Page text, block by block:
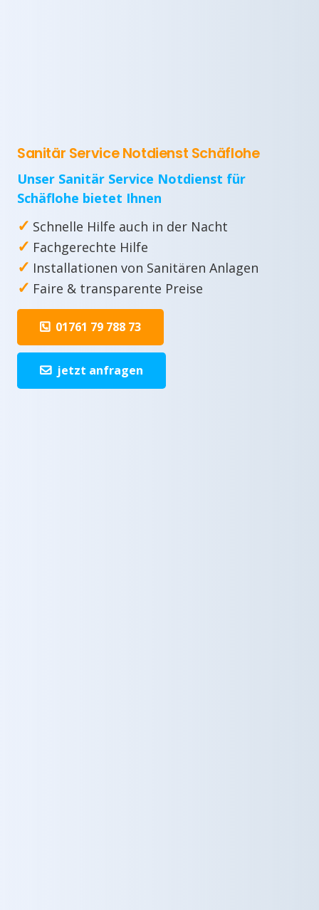
Sanitär Service Notdienst Schäflohe
Unser Sanitär Service Notdienst für
Schäflohe bietet Ihnen
✓ Schnelle Hilfe auch in der Nacht
✓ Fachgerechte Hilfe
✓ Installationen von Sanitären Anlagen
✓ Faire & transparente Preise
01761 79 788 73
jetzt anfragen